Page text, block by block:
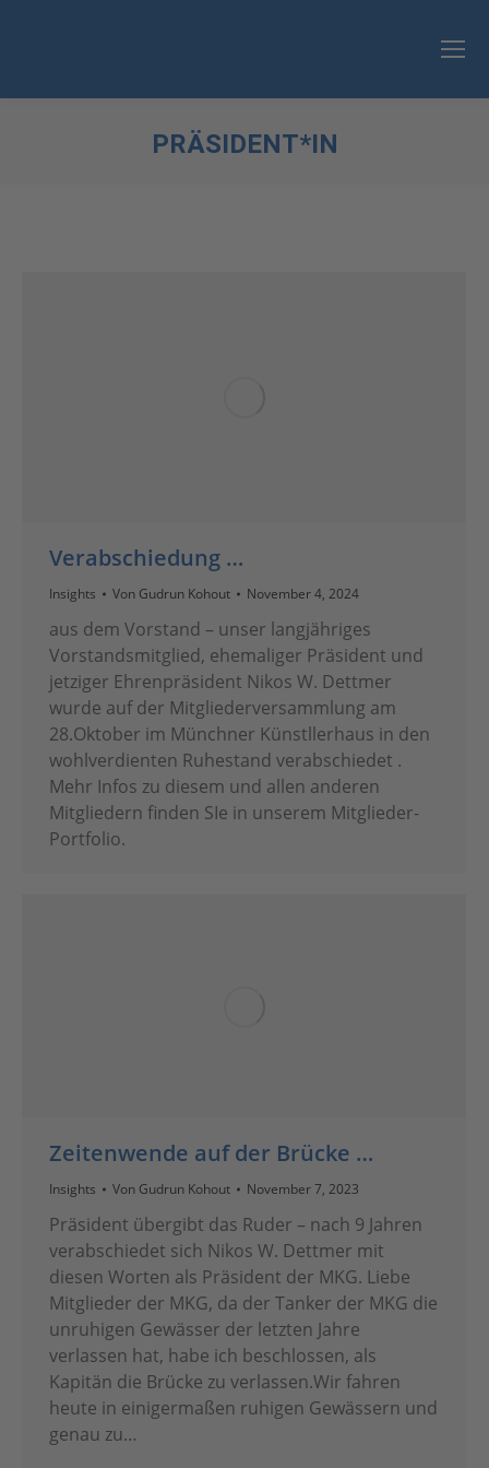
PRÄSIDENT*IN
Verabschiedung …
Insights Von Gudrun Kohout November 4, 2024
aus dem Vorstand – unser langjähriges
Vorstandsmitglied, ehemaliger Präsident und
jetziger Ehrenpräsident Nikos W. Dettmer
wurde auf der Mitgliederversammlung am
28.Oktober im Münchner Künstllerhaus in den
wohlverdienten Ruhestand verabschiedet .
Mehr Infos zu diesem und allen anderen
Mitgliedern finden SIe in unserem Mitglieder-
Portfolio.
Zeitenwende auf der Brücke …
Insights Von Gudrun Kohout November 7, 2023
Präsident übergibt das Ruder – nach 9 Jahren
verabschiedet sich Nikos W. Dettmer mit
diesen Worten als Präsident der MKG. Liebe
Mitglieder der MKG, da der Tanker der MKG die
unruhigen Gewässer der letzten Jahre
verlassen hat, habe ich beschlossen, als
Kapitän die Brücke zu verlassen.Wir fahren
heute in einigermaßen ruhigen Gewässern und
genau zu…